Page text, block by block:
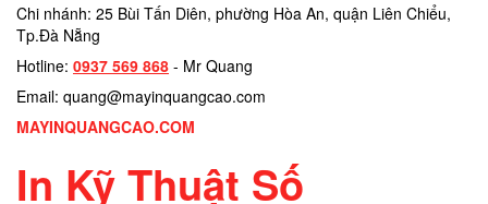
Chi nhánh: 25 Bùi Tấn Diên, phường Hòa An, quận Liên Chiểu,
Tp.Đà Nẵng
Hotline: 0937 569 868 - Mr Quang
Email: quang@mayinquangcao.com
MAYINQUANGCAO.COM
In Kỹ Thuật Số